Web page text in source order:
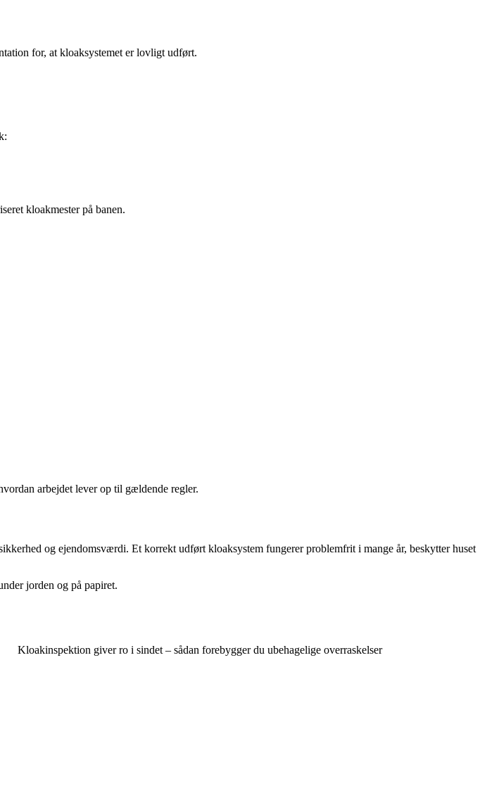
for, at kloaksystemet er lovligt udført.
kloakmester på banen.
arbejdet lever op til gældende regler.
og ejendomsværdi. Et korrekt udført kloaksystem fungerer problemfrit i mange år, beskytter huset
jorden og på papiret.
Kloakinspektion giver ro i sindet – sådan forebygger du ubehagelige overraskelser